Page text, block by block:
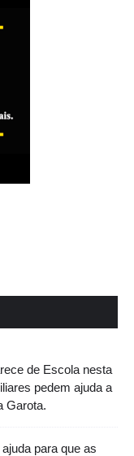
de Escola nesta
pedem ajuda a
Garota.
para que as